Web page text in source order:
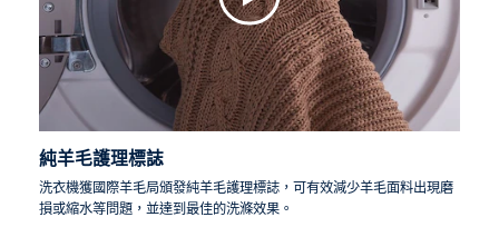
純羊毛護理標誌
洗衣機獲國際羊毛局頒發純羊毛護理標誌，可有效減少羊毛面料出現磨
損或縮水等問題，並達到最佳的洗滌效果。